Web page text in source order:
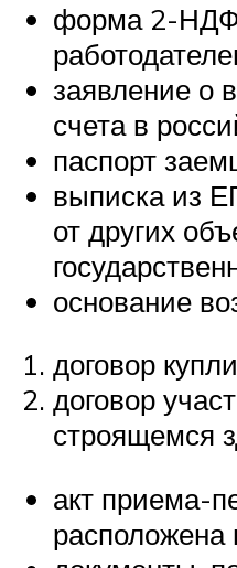
форма 2-
заявление о
счета в
паспорт
выписка из
от других
основание
договор
договор
строящемся
акт приема-
расположена